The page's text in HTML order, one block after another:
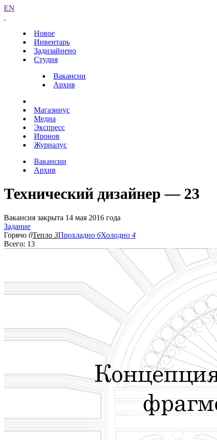
EN
Новое
Инвентарь
Задизайнено
Студия
Вакансии
Архив
Магазинус
Медиа
Экспресс
Иронов
Журналус
Вакансии
Архив
Технический дизайнер — 23
Вакансия закрыта 14 мая 2016 года
Задание
Горячо 0Тепло 3Прохладно 6Холодно 4
Всего: 13